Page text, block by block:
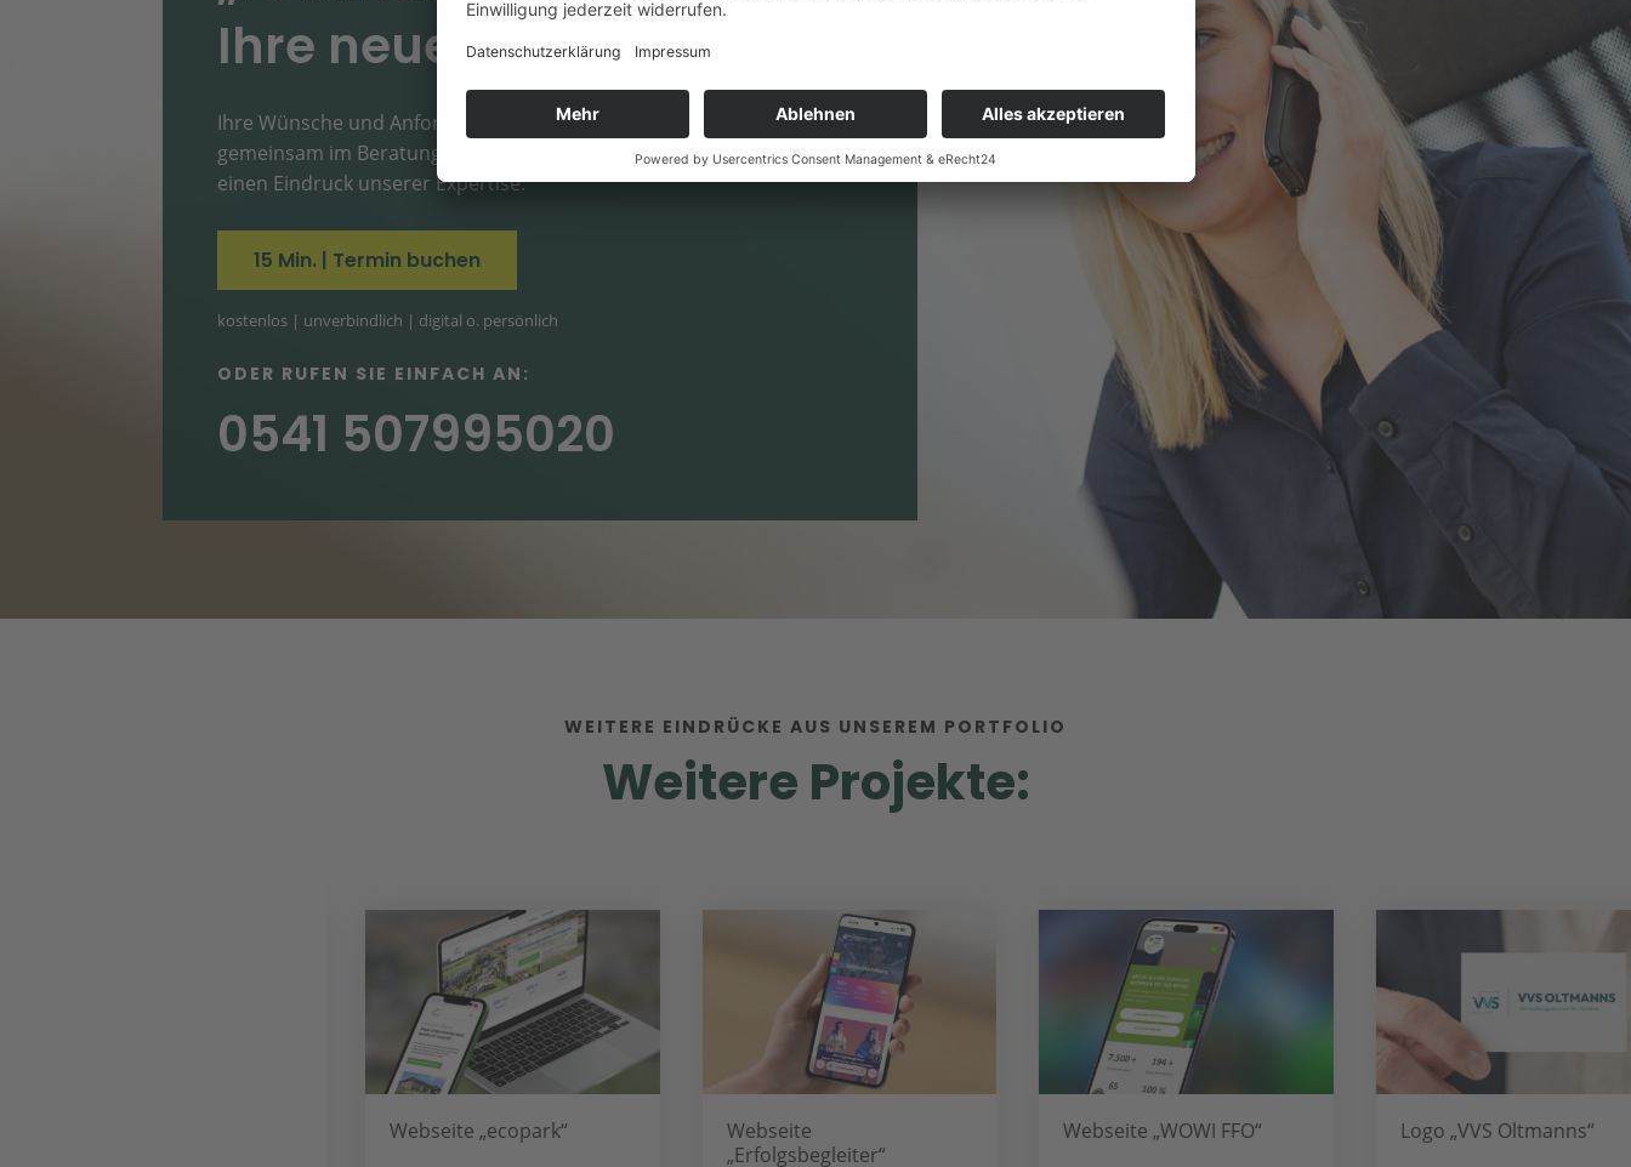
Ihre neue Webseite.”
Ihre Wünsche und Anforderungen besprechen wir
gemeinsam im Beratungstermin und Sie erhalten
einen Eindruck unserer Expertise.
15 Min. | Termin buchen
kostenlos | unverbindlich | digital o. persönlich
ODER RUFEN SIE EINFACH AN:
0541 507995020
WEITERE EINDRÜCKE AUS UNSEREM PORTFOLIO
Weitere Projekte:
Webseite „ecopark“
Webseite
„Erfolgsbegleiter“
Webseite „WOWI FFO“ Logo „VVS Oltmanns“